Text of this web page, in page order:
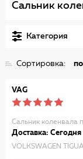
Сальник
Категория
Сортировка:
VAG
Сальник коленвала
Доставка: Сегодня
VOLKSWAGEN